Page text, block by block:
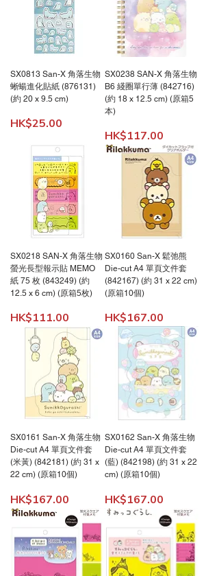
SX0813 San-X 角落生物
蜥蝪進化貼紙 (876131)
(約 20 x 9.5 cm)
價格
HK$25.00
SX0238 SAN-X 角落生物
B6 綫圈單行薄 (842716)
(約 18 x 12.5 cm) (原箱5
本)
價格
HK$117.00
SX0218 SAN-X 角落生物
螢光長型報示貼 MEMO
紙 75 枚 (843249) (約
12.5 x 6 cm) (原箱5枚)
價格
HK$111.00
SX0160 San-X 鬆弛熊
Die-cut A4 單頁文件套
(842167) (約 31 x 22 cm)
(原箱10個)
價格
HK$167.00
SX0161 San-X 角落生物
Die-cut A4 單頁文件套
(米黃) (842181) (約 31 x
22 cm) (原箱10個)
價格
HK$167.00
SX0162 San-X 角落生物
Die-cut A4 單頁文件套
(藍) (842198) (約 31 x 22
cm) (原箱10個)
價格
HK$167.00